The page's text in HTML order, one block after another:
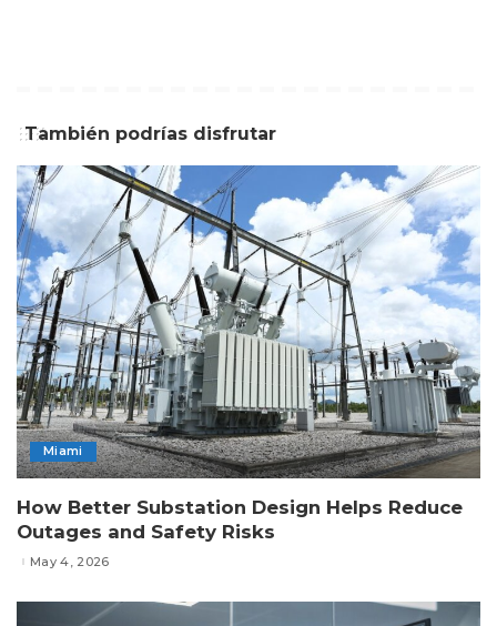
También podrías disfrutar
Miami
How Better Substation Design Helps Reduce
Outages and Safety Risks
May 4, 2026